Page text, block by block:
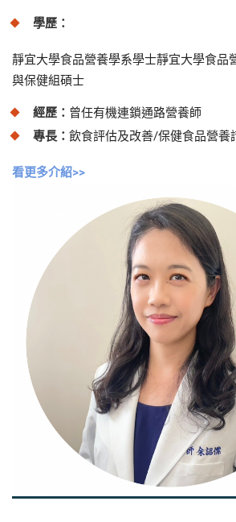
學歷：
靜宜大學食品營養學系學士靜宜大學食品
與保健組碩士
經歷： 曾任有機連鎖通路營養師
專長： 飲食評估及改善/保健食品營養
看更多介紹>>